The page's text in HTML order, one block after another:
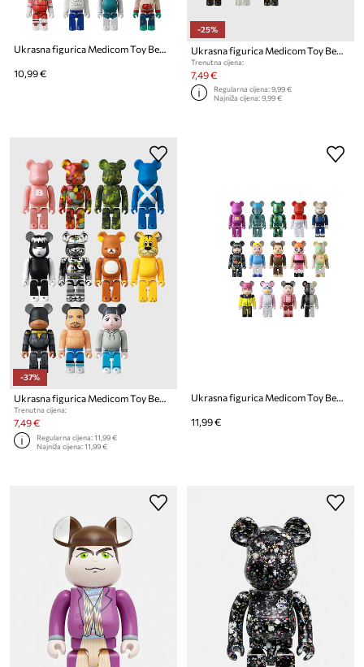
Ukrasna figurica Medicom Toy Be@rbrick Blindbox Series 49
10,99 €
-25%
Trenutna cijena:
7,49 €
Regularna cijena:9,99 €
Najniža cijena:9,99 €
-37%
Ukrasna figurica Medicom Toy Be@rbrick Blindbox Series 45
Trenutna cijena:
7,49 €
Regularna cijena:11,99 €
Najniža cijena:11,99 €
Ukrasna figurica Medicom Toy Be@rbrick Blindbox Series 50
11,99 €